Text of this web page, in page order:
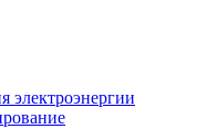
электроэнергии